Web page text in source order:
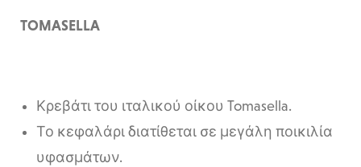
TOMASELLA
Κρεβάτι του ιταλικού οίκου Tomasella.
Το κεφαλάρι διατίθεται σε μεγάλη ποικιλία
υφασμάτων.